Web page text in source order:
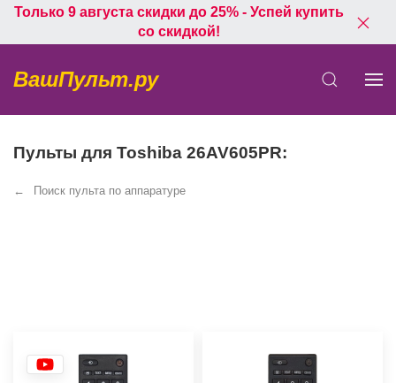
Только 9 августа скидки до 25% - Успей купить
со скидкой!
ВашПульт.ру
Пульты для Toshiba 26AV605PR:
Поиск пульта по аппаратуре